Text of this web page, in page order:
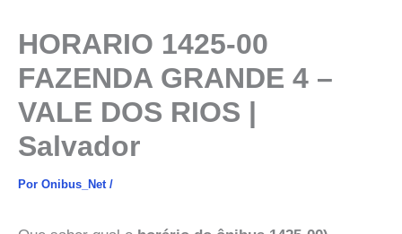
HORARIO 1425-00
FAZENDA GRANDE 4 –
VALE DOS RIOS |
Salvador
Por Onibus_Net /